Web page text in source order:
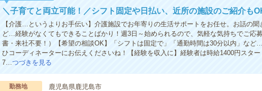
＼子育てと両立可能！／シフト固定や日払い、近所の施設のご紹介も
【介護…というよりお手伝い】介護施設でお年寄りの生活サポートをお任せ。お話の聞
ど…経験がなくてもできることばかり！週3日～始められるので、気軽な気持ちでご応
書・来社不要！）【希望の相談OK】「シフトは固定で」「通勤時間は30分以内」など
ひコーディネーターにお伝えくださいね！【経験を収入に】経験者は時給1400円スタ
7…つづきを見る
勤務地
鹿児島県鹿児島市